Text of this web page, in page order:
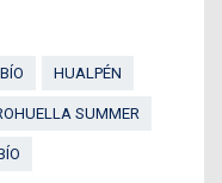
HUALPÉN
SUMMER